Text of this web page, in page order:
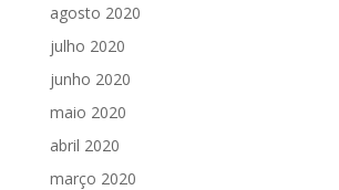
agosto 2020
julho 2020
junho 2020
maio 2020
abril 2020
março 2020